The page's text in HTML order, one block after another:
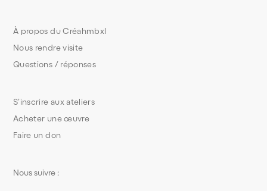
S’inscrire aux ateliers
Acheter une œuvre
Faire un don
À propos du Créahmbxl
Nous rendre visite
Questions / réponses
Nous suivre :